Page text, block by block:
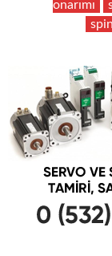
onarımı